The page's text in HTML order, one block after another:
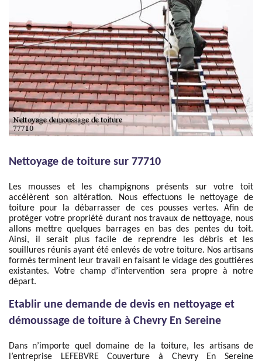
Nettoyage de toiture sur 77710
Les mousses et les champignons présents sur votre toit
accélèrent son altération. Nous effectuons le nettoyage de
toiture pour la débarrasser de ces pousses vertes. Afin de
protéger votre propriété durant nos travaux de nettoyage, nous
allons mettre quelques barrages en bas des pentes du toit.
Ainsi, il serait plus facile de reprendre les débris et les
souillures réunis ayant été enlevés de votre toiture. Nos artisans
formés terminent leur travail en faisant le vidage des gouttières
existantes. Votre champ d’intervention sera propre à notre
départ.
Etablir une demande de devis en nettoyage et
démoussage de toiture à Chevry En Sereine
Dans n’importe quel domaine de la toiture, les artisans de
l’entreprise LEFEBVRE Couverture à Chevry En Sereine